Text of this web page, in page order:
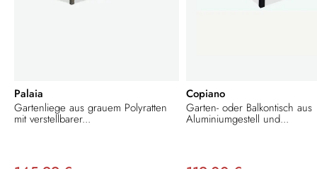
Palaia
Gartenliege aus grauem Polyratten
mit verstellbarer...
Copiano
Garten- oder Balkontisch aus
Aluminiumgestell und...